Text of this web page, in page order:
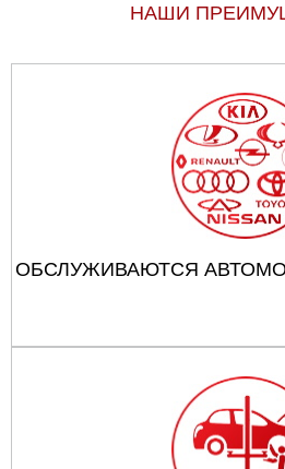
НАШИ
ОБСЛУЖИВАЮТСЯ